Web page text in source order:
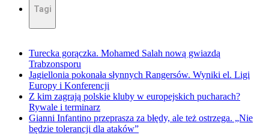
Tagi
Turecka gorączka. Mohamed Salah nową gwiazdą
Trabzonsporu
Jagiellonia pokonała słynnych Rangersów. Wyniki el. Ligi
Europy i Konferencji
Z kim zagrają polskie kluby w europejskich pucharach?
Rywale i terminarz
Gianni Infantino przeprasza za błędy, ale też ostrzega. „Nie
będzie tolerancji dla ataków”